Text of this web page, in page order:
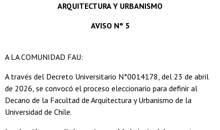
ARQUITECTURA Y URBANISMO
AVISO N° 5
A LA COMUNIDAD FAU:
A través del Decreto Universitario N°0014178, del 23 de abril
de 2026, se convocó el proceso eleccionario para definir al
Decano de la Facultad de Arquitectura y Urbanismo de la
Universidad de Chile.